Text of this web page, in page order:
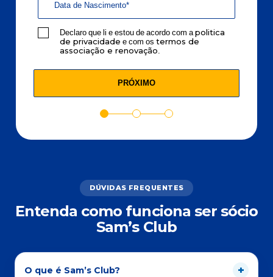
Declaro que li e estou de acordo com apolitica
de privacidade e com ostermos de
associação e renovação.
DÚVIDAS FREQUENTES
Entenda como funciona ser sócio
Sam’s Club
O que é Sam’s Club?